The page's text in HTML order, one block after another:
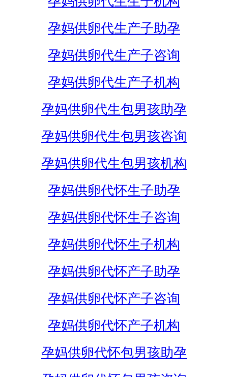
孕妈供卵代生产子助孕
孕妈供卵代生产子咨询
孕妈供卵代生产子机构
孕妈供卵代生包男孩助孕
孕妈供卵代生包男孩咨询
孕妈供卵代生包男孩机构
孕妈供卵代怀生子助孕
孕妈供卵代怀生子咨询
孕妈供卵代怀生子机构
孕妈供卵代怀产子助孕
孕妈供卵代怀产子咨询
孕妈供卵代怀产子机构
孕妈供卵代怀包男孩助孕